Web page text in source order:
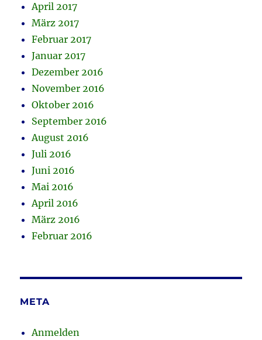
April 2017
März 2017
Februar 2017
Januar 2017
Dezember 2016
November 2016
Oktober 2016
September 2016
August 2016
Juli 2016
Juni 2016
Mai 2016
April 2016
März 2016
Februar 2016
META
Anmelden